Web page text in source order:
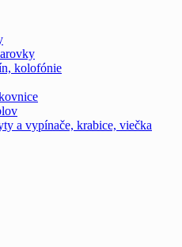
kolofónie
a vypínače, krabice, viečka